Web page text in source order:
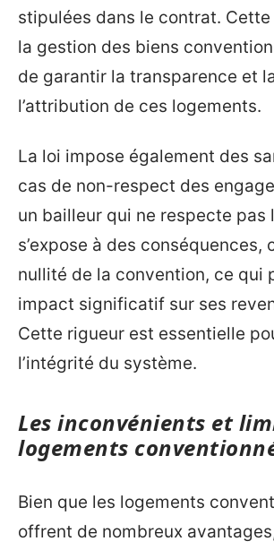
stipulées dans le contrat.
la gestion des biens
de garantir la transparence et
l’attribution de ces logements.
La loi impose également des
cas de non-respect des
un bailleur qui ne respecte pas
s’expose à des conséquences,
nullité de la convention, ce qui
impact significatif sur ses
Cette rigueur est essentielle
l’intégrité du système.
Les inconvénients et
logements
Bien que les logements
offrent de nombreux